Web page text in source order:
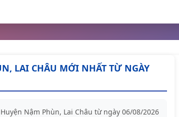
LAI CHÂU MỚI NHẤT TỪ NGÀY
Nậm Phùn, Lai Châu từ ngày 06/08/2026